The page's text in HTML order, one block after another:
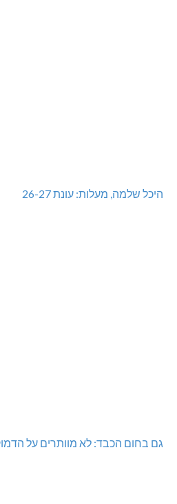
היכל שלמה, מעלות: עונת 26-27
גם בחום הכבד: לא מוותרים על